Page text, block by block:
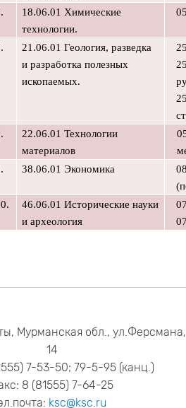
18.06.01 Химические
технологии.
21.06.01 Геология, разведка
и разработка полезных
ископаемых.
22.06.01 Технологии
материалов
38.06.01 Экономика
46.06.01 Исторические науки
и археология
Мурманская обл., ул.Ферсмана,
14
7-53-50; 79-5-95 (канц.)
8 (81555) 7-64-25
ksc@ksc.ru